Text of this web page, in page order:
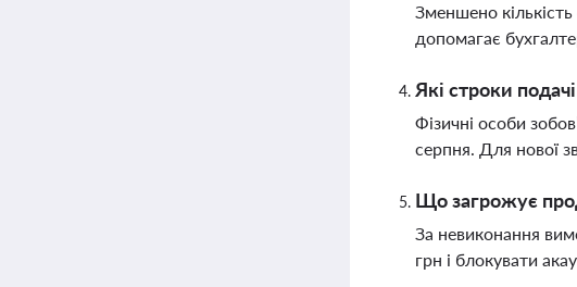
Зменшено
допомагає
Які строки
Фізичні особи
серпня. Для нової
Що загрожує
За невиконання
грн і блокувати